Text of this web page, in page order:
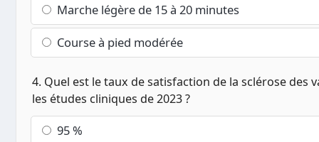
Marche légère de 15 à 20 minutes
Course à pied modérée
4. Quel est le taux de satisfaction de la sclérose des
les études cliniques de 2023 ?
95 %